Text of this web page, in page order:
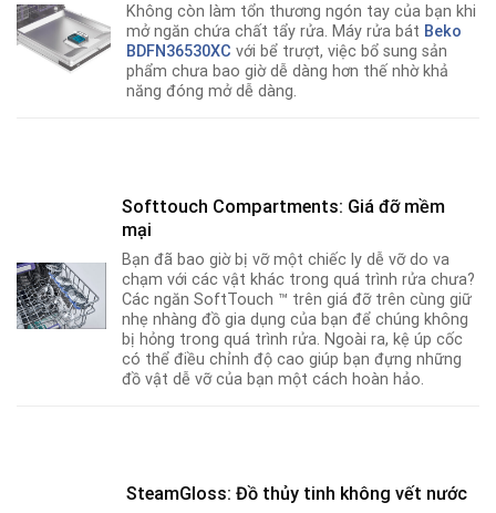
Không còn làm tổn thương ngón tay của bạn khi
mở ngăn chứa chất tẩy rửa. Máy rửa bát Beko
BDFN36530XC với bể trượt, việc bổ sung sản
phẩm chưa bao giờ dễ dàng hơn thế nhờ khả
năng đóng mở dễ dàng.
Softtouch Compartments: Giá đỡ mềm
mại
Bạn đã bao giờ bị vỡ một chiếc ly dễ vỡ do va
chạm với các vật khác trong quá trình rửa chưa?
Các ngăn SoftTouch ™ trên giá đỡ trên cùng giữ
nhẹ nhàng đồ gia dụng của bạn để chúng không
bị hỏng trong quá trình rửa. Ngoài ra, kệ úp cốc
có thể điều chỉnh độ cao giúp bạn đựng những
đồ vật dễ vỡ của bạn một cách hoàn hảo.
SteamGloss: Đồ thủy tinh không vết nước